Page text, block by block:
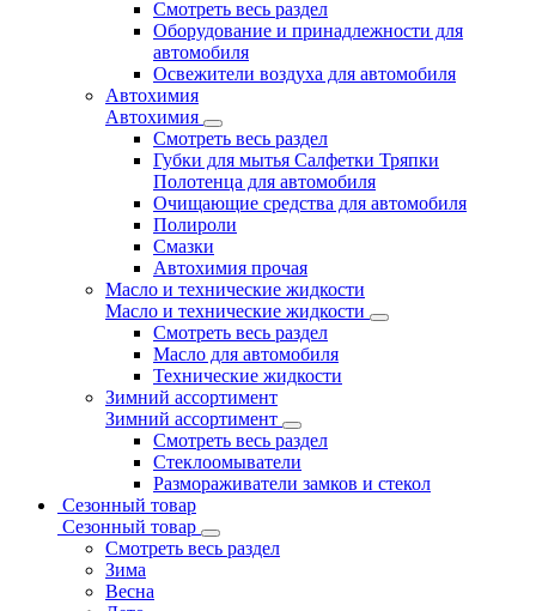
Смотреть весь раздел
Оборудование и принадлежности для
автомобиля
Освежители воздуха для автомобиля
Автохимия
Автохимия
Смотреть весь раздел
Губки для мытья Салфетки Тряпки
Полотенца для автомобиля
Очищающие средства для автомобиля
Полироли
Смазки
Автохимия прочая
Масло и технические жидкости
Масло и технические жидкости
Смотреть весь раздел
Масло для автомобиля
Технические жидкости
Зимний ассортимент
Зимний ассортимент
Смотреть весь раздел
Стеклоомыватели
Размораживатели замков и стекол
Сезонный товар
Сезонный товар
Смотреть весь раздел
Зима
Весна